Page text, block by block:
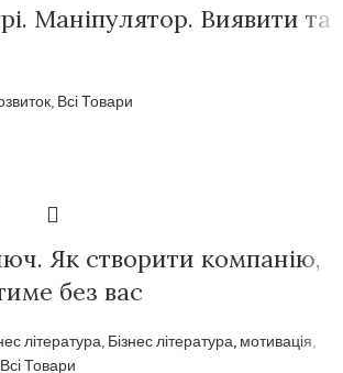
Маніпулятор. Виявити та
, Всі Товари
Як створити компанію,
без вас
література, Бізнес література, мотивація,
Всі Товари